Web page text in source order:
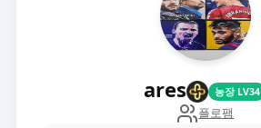
ares 농장 LV34
플로팸